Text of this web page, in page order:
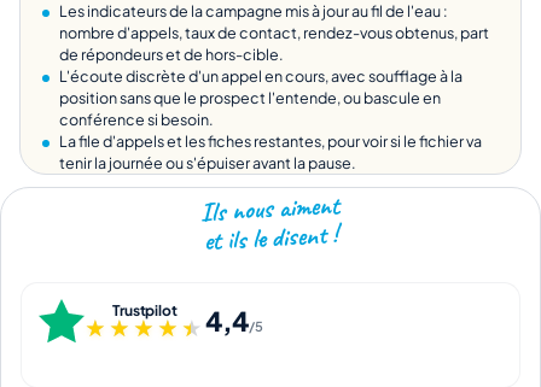
Les indicateurs de la campagne mis à jour au fil de l'eau :
nombre d'appels, taux de contact, rendez-vous obtenus, part
de répondeurs et de hors-cible.
L'écoute discrète d'un appel en cours, avec soufflage à la
position sans que le prospect l'entende, ou bascule en
conférence si besoin.
La file d'appels et les fiches restantes, pour voir si le fichier va
tenir la journée ou s'épuiser avant la pause.
Ils nous aiment
et ils le disent !
Trustpilot
★★★★★
★★★★★ 4,4/5